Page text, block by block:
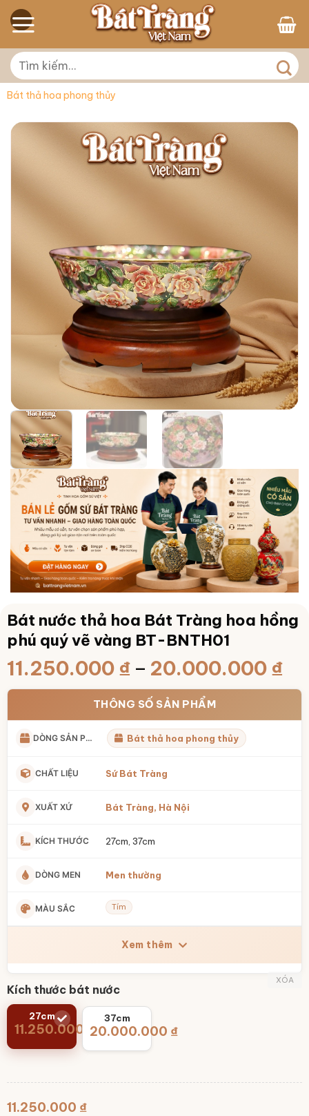
Skip
to
Tìm
kiếm:
Bát thả hoa phong thủy
Bát nước thả hoa Bát Tràng hoa hồng
phú quý vẽ vàng BT-BNTH01
11.250.000 ₫ – 20.000.000 ₫
THÔNG SỐ SẢN PHẨM
DÒNG SẢN PHẨM Bát thả hoa phong thủy
CHẤT LIỆU Sứ Bát Tràng
XUẤT XỨ Bát Tràng, Hà Nội
KÍCH THƯỚC 27cm, 37cm
DÒNG MEN Men thường
MÀU SẮC Tím
Xem thêm
Kích thước bát nước
27cm
11.250.000 ₫
37cm
20.000.000 ₫
XÓA
11.250.000 ₫